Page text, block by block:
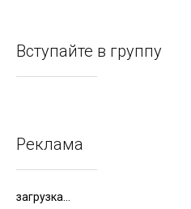
Вступайте в группу
Реклама
загрузка...